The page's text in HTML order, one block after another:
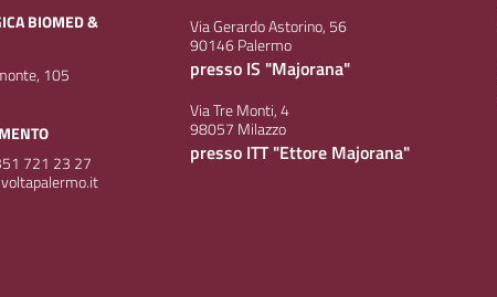
BIOMED &
105
721 23 27
Via Gerardo Astorino, 56
90146 Palermo
presso IS "Majorana"
Via Tre Monti, 4
98057 Milazzo
presso ITT "Ettore Majorana"